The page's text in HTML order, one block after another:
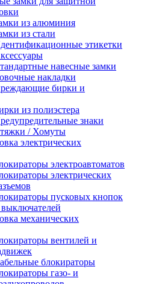
из алюминия
из стали
этикетки
навесные замки
накладки
бирки и
из полиэстера
знаки
/ Хомуты
электрических
электроавтоматов
электрических
пусковых кнопок
механических
вентилей и
блокираторы
газо- и